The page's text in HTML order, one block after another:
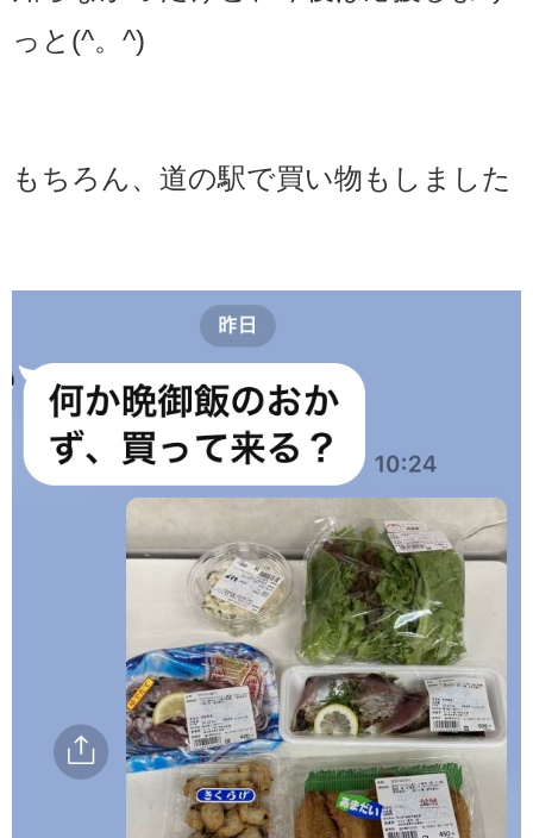
っと(^。^)
もちろん、道の駅で買い物もしました